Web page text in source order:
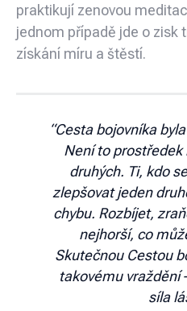
praktikují zenovou
jednom případě jde o zisk
získání míru a štěstí.
“Cesta bojovníka
Není to prostředek
druhých. Ti, kdo
zlepšovat jeden
chybu. Rozbíjet,
nejhorší, co
Skutečnou Cestou
takovému vraždění
síla